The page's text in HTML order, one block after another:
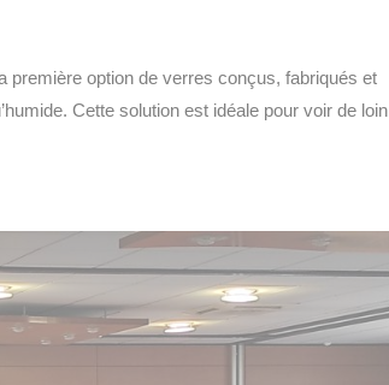
option de verres conçus, fabriqués et
Cette solution est idéale pour voir de loin